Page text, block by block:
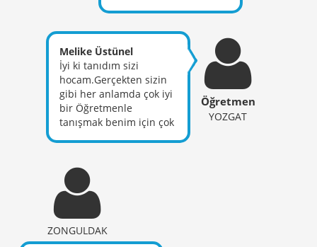
teşekkür ediyorum. KPSS
sınav sonucumu da ilk
hocamla paylaşarak
sevincimi paylaşacağım
umarım :)
Melike Üstünel
İyi ki tanıdım sizi
hocam.Gerçekten sizin
gibi her anlamda çok iyi
bir Öğretmenle
tanışmak benim için çok
Öğretmen
YOZGAT
ZONGULDAK